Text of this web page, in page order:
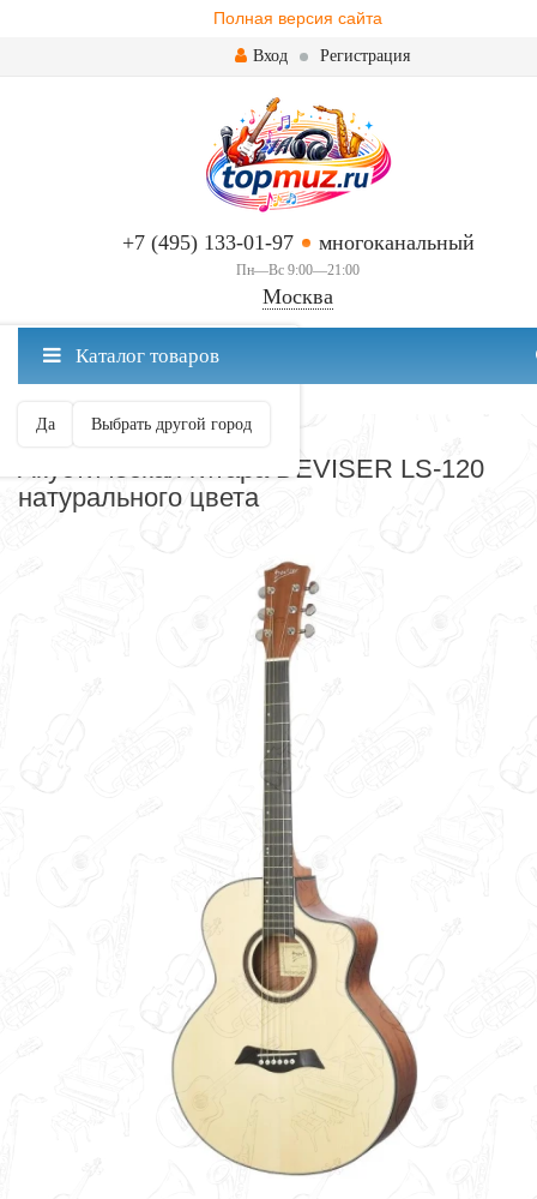
Полная версия сайта
Вход Регистрация
+7 (495) 133-01-97 многоканальный
Пн—Вс 9:00—21:00
Москва
Москва ваш город?
Да Выбрать другой город
Каталог товаров
ГИТАРЫ
Акустическая гитара DEVISER LS-120
натурального цвета